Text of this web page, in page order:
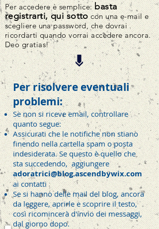
Per accedere è semplice:basta
registrarti, qui sottocon una e-mail e
scegliere una password, che dovrai
ricordarti quando vorrai accedere ancora.
Deo gratias!
Per risolvere eventuali
problemi:
Se non si riceve email, controllare
quanto segue:
Assicurati che le notifiche non stiano
finendo nella cartella spam o posta
indesiderata. Se questo è quello che
sta succedendo, aggiungere
adoratrici@blog.ascendbywix.com
ai contatti
Se si hanno delle mail del blog, ancora
da leggere, aprirle e scoprire il testo,
così ricomincerà d'invio dei messaggi,
dal giorno dopo.